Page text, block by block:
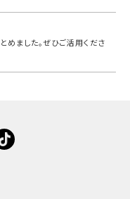
めました。ぜひご活用くださ